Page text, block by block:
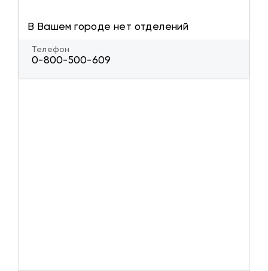
В Вашем городе нет отделений
Телефон
0-800-500-609